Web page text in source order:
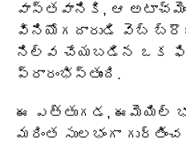
వాస్తవానికి, ఆ
వినియోగదారుడి వెబ్
నిల్వ చేయబడిన ఒక
ప్రారంభిస్తుంది.
ఈ ఎత్తుగడ, ఈమెయిల్
మరింత సులభంగా